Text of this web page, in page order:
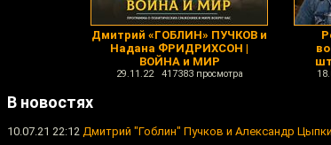
Дмитрий «ГОБЛИН» ПУЧКОВ и
Надана ФРИДРИХСОН |
ВОЙНА и МИР
29.11.22 417383 просмотра
В новостях
10.07.21 22:12 Дмитрий "Гоблин" Пучков и Александр